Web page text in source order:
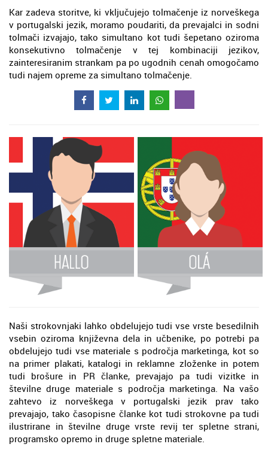
Kar zadeva storitve, ki vključujejo tolmačenje iz norveškega
v portugalski jezik, moramo poudariti, da prevajalci in sodni
tolmači izvajajo, tako simultano kot tudi šepetano oziroma
konsekutivno tolmačenje v tej kombinaciji jezikov,
zainteresiranim strankam pa po ugodnih cenah omogočamo
tudi najem opreme za simultano tolmačenje.
Naši strokovnjaki lahko obdelujejo tudi vse vrste besedilnih
vsebin oziroma književna dela in učbenike, po potrebi pa
obdelujejo tudi vse materiale s področja marketinga, kot so
na primer plakati, katalogi in reklamne zloženke in potem
tudi brošure in PR članke, prevajajo pa tudi vizitke in
številne druge materiale s področja marketinga. Na vašo
zahtevo iz norveškega v portugalski jezik prav tako
prevajajo, tako časopisne članke kot tudi strokovne pa tudi
ilustrirane in številne druge vrste revij ter spletne strani,
programsko opremo in druge spletne materiale.